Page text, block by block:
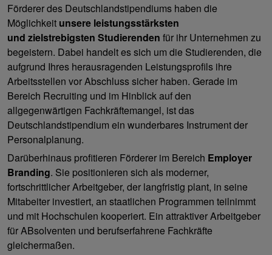
Förderer des Deutschlandstipendiums haben die
Möglichkeit unsere leistungsstärksten
und zielstrebigsten Studierenden für ihr Unternehmen zu
begeistern. Dabei handelt es sich um die Studierenden, die
aufgrund Ihres herausragenden Leistungsprofils ihre
Arbeitsstellen vor Abschluss sicher haben. Gerade im
Bereich Recruiting und im Hinblick auf den
allgegenwärtigen Fachkräftemangel, ist das
Deutschlandstipendium ein wunderbares Instrument der
Personalplanung.
Darüberhinaus profitieren Förderer im Bereich Employer
Branding. Sie positionieren sich als moderner,
fortschrittlicher Arbeitgeber, der langfristig plant, in seine
Mitabeiter investiert, an staatlichen Programmen teilnimmt
und mit Hochschulen kooperiert. Ein attraktiver Arbeitgeber
für ABsolventen und berufserfahrene Fachkräfte
gleichermaßen.